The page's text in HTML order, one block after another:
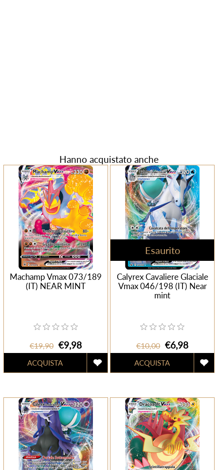
Hanno acquistato anche
Machamp Vmax 073/189
(IT) NEAR MINT
€19,90 €9,98
Esaurito
Calyrex Cavaliere Glaciale
Vmax 046/198 (IT) Near
mint
€10,00 €6,98